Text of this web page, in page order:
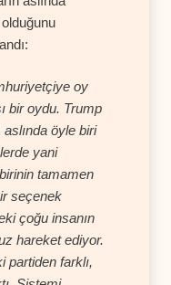
oy
bir oydu. Trump
öyle biri
yani
tamamen
seçenek
çoğu insanın
hareket ediyor.
partiden farklı,